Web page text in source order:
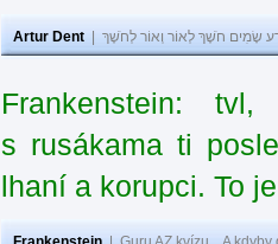
Artur Dent שָׂמִים חֹשֶׁךְ לְאוֹר וְאוֹר לְחֹשֶׁךְ
Frankenstein:
s rusákama ti
lhaní a korupci. To